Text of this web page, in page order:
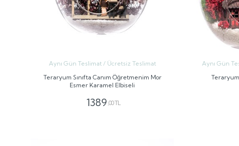
Aynı Gün Teslimat / Ücretsiz Teslimat
Teraryum Sınıfta Canım Öğretmenim Mor
Esmer Karamel Elbiseli
1389 ,00 TL
Aynı Gün
Teraryum